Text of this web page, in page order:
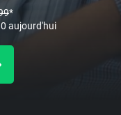
*
aujourd'hui